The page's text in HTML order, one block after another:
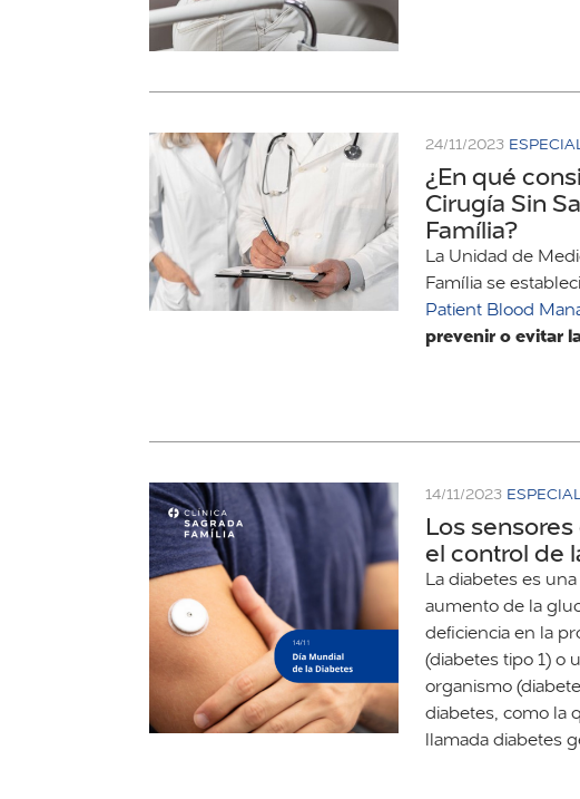
24/11/2023
¿En qué
Cirugía Sin
Família?
La Unidad de
Família se
Patient Blood
prevenir o evitar
14/11/2023
Los
el control de
La diabetes es
aumento de la
deficiencia en la
(diabetes tipo 1) o
organismo
diabetes, como la
llamada diabetes